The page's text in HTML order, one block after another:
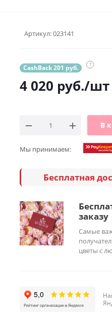
Артикул:023141
CashBack 201 руб. ?
4 020 руб./шт
В
Мы принимаем:
Бесплатная
заказу
Самые
цветы с